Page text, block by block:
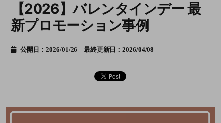
【2026】バレンタインデー 最
新プロモーション事例
公開日：2026/01/26 最終更新日：2026/04/08